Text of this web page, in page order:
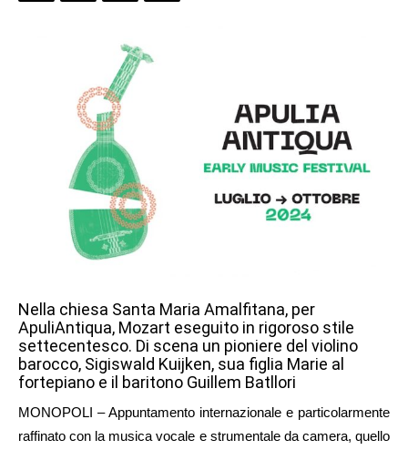
Nella chiesa Santa Maria Amalfitana, per
ApuliAntiqua, Mozart eseguito in rigoroso stile
settecentesco. Di scena un pioniere del violino
barocco, Sigiswald Kuijken, sua figlia Marie al
fortepiano e il baritono Guillem Batllori
MONOPOLI – Appuntamento internazionale e particolarmente
raffinato con la musica vocale e strumentale da camera, quello